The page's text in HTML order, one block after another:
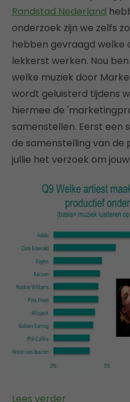
Randstad Nederland
onderzoek zijn we zelfs
hebben gevraagd welke
lekkerst werken. Nou
welke muziek door
wordt geluisterd tijdens
hiermee de
samenstellen. Eerst een
de samenstelling van de
jullie het verzoek om
Lees verder